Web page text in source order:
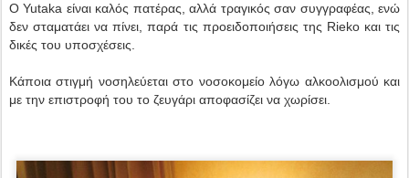
O Yutaka είναι καλός πατέρας, αλλά τραγικός σαν συγγραφέας, ενώ
δεν σταματάει να πίνει, παρά τις προειδοποιήσεις της Rieko και τις
δικές του υποσχέσεις.
Κάποια στιγμή νοσηλεύεται στο νοσοκομείο λόγω αλκοολισμού και
με την επιστροφή του το ζευγάρι αποφασίζει να χωρίσει.